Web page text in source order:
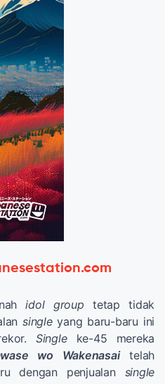
idol group tetap tidak
singleyang baru-baru ini
Singleke-45 mereka
wo Wakenasaitelah
dengan penjualan single